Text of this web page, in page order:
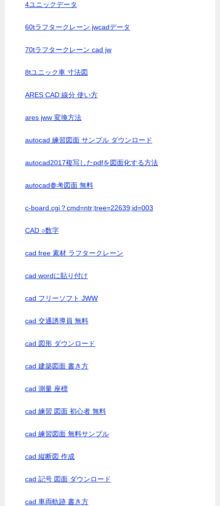
4ユニックデータ
60tラフタークレーン jwcadデータ
70tラフタークレーン cad jw
8tユニック車 寸法図
ARES CAD 線分 使い方
ares jww 変換方法
autocad 練習図面 サンプル ダウンロード
autocad2017複写したpdfを図面化する方法
autocad参考図面 無料
c-board.cgi？cmd=ntr;tree=22639;id=003
CAD ○数字
cad free 素材 ラフタークレーン
cad wordに貼り付け
cad フリーソフト JWW
cad 交通誘導員 無料
cad 図形 ダウンロード
cad 建築図面 書き方
cad 測量 座標
cad 練習 図面 初心者 無料
cad 練習図面 無料サンプル
cad 縦断図 作成
cad 記号 図面 ダウンロード
cad 車両軌跡 書き方